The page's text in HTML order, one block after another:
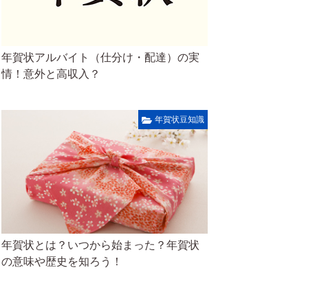
年賀状アルバイト（仕分け・配達）の実
情！意外と高収入？
年賀状豆知識
年賀状とは？いつから始まった？年賀状
の意味や歴史を知ろう！